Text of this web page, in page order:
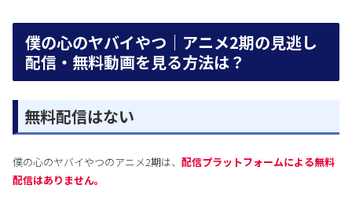
僕の心のヤバイやつ｜アニメ2期の見逃し
配信・無料動画を見る方法は？
無料配信はない
僕の心のヤバイやつのアニメ2期は、 配信プラットフォームによる無料
配信はありません。